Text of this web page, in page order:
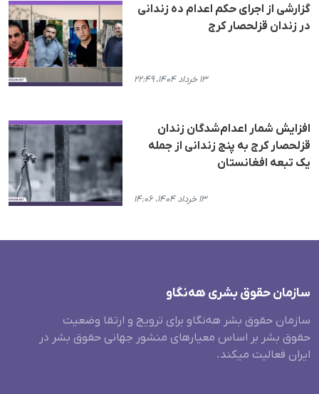
گزارشی از اجرای حکم اعدام دە زندانی
در زندان قزلحصار کرج
۱۳ خرداد ۱۴۰۴، ۲۲:۴۹
افزایش شمار اعدام‌شدگان زندان
قزلحصار کرج به پنج زندانی از جمله
یک تبعه افغانستان
۱۳ خرداد ۱۴۰۴، ۱۴:۰۶
سازمان حقوق بشری هەنگاو
سازمان حقوق بشر هه‌نگاو برای ترویج و ارتقا وضعیت
حقوق بشر بر اساس معیارهای منشور جهانی حقوق بشر در
ایران فعالیت میکند.